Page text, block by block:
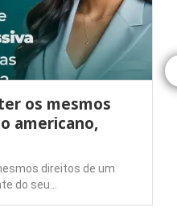
os mesmos
americano,
direitos de um
do seu…